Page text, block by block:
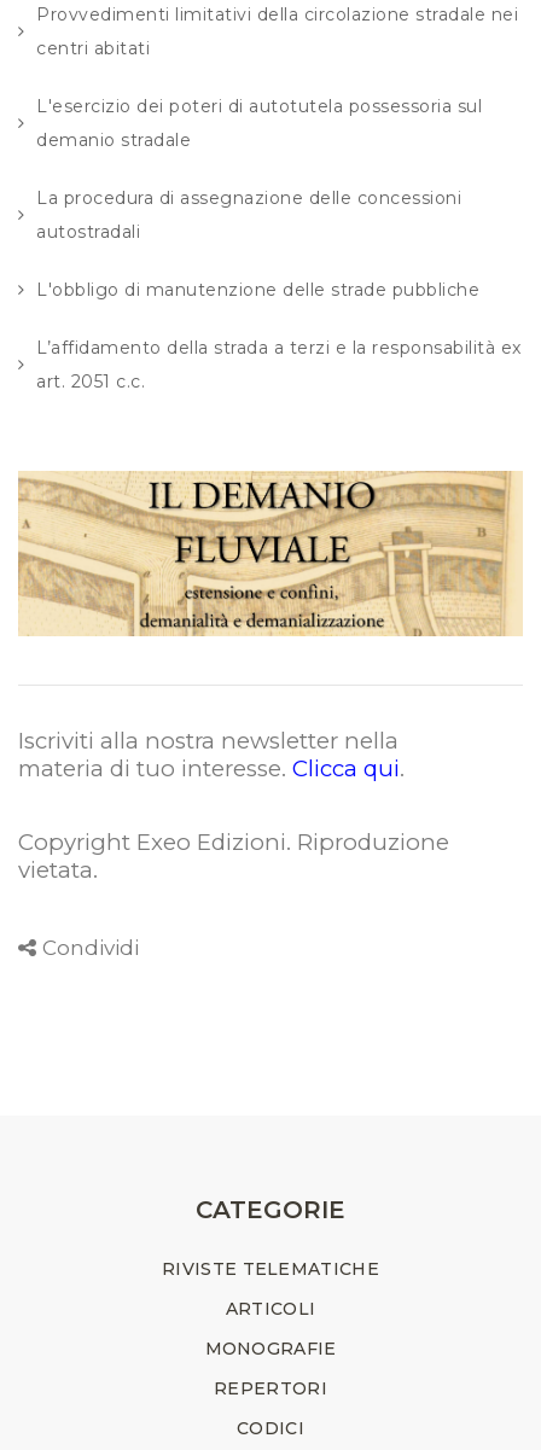
Provvedimenti limitativi della circolazione stradale nei
centri abitati
L'esercizio dei poteri di autotutela possessoria sul
demanio stradale
La procedura di assegnazione delle concessioni
autostradali
L'obbligo di manutenzione delle strade pubbliche
L’affidamento della strada a terzi e la responsabilità ex
art. 2051 c.c.
Iscriviti alla nostra newsletter nella
materia di tuo interesse. Clicca qui.
Copyright Exeo Edizioni. Riproduzione
vietata.
Condividi
CATEGORIE
RIVISTE TELEMATICHE
ARTICOLI
MONOGRAFIE
REPERTORI
CODICI